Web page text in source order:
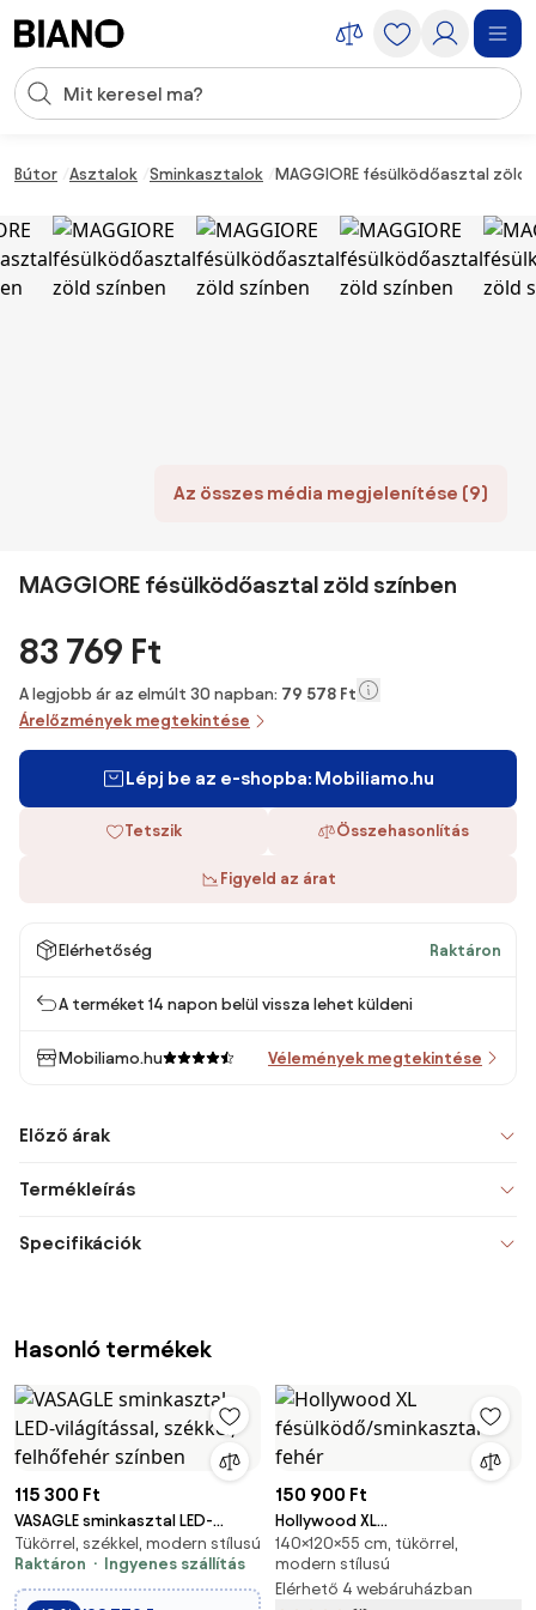
Keresési bevitel
Bútor Asztalok Sminkasztalok MAGGIORE fésülködőasztal zöld
Az összes média megjelenítése (9)
MAGGIORE fésülködőasztal zöld színben
83 769 Ft
A legjobb ár az elmúlt 30 napban: 79 578 Ft
Árelőzmények megtekintése
Lépj be az e-shopba: Mobiliamo.hu
Tetszik Összehasonlítás
Figyeld az árat
Elérhetőség Raktáron
A terméket 14 napon belül vissza lehet küldeni
Mobiliamo.hu Vélemények megtekintése
Előző árak
Termékleírás
Specifikációk
Hasonló termékek
115 300 Ft
VASAGLE sminkasztal LED-
világítással, székkel, felhőfehér
színben
Tükörrel, székkel, modern stílusú
Raktáron
Ingyenes szállítás
150 900 Ft
Hollywood XL
fésülködő/sminkasztal fehér
140×120×55 cm, tükörrel,
modern stílusú
Elérhető 4 webáruházban